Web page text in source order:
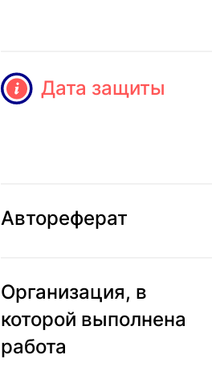
Дата защиты
Автореферат
Организация, в
которой выполнена
работа